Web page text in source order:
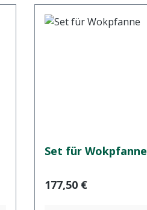
Set für Wokpfanne
Regulärer Preis:
177,50 €